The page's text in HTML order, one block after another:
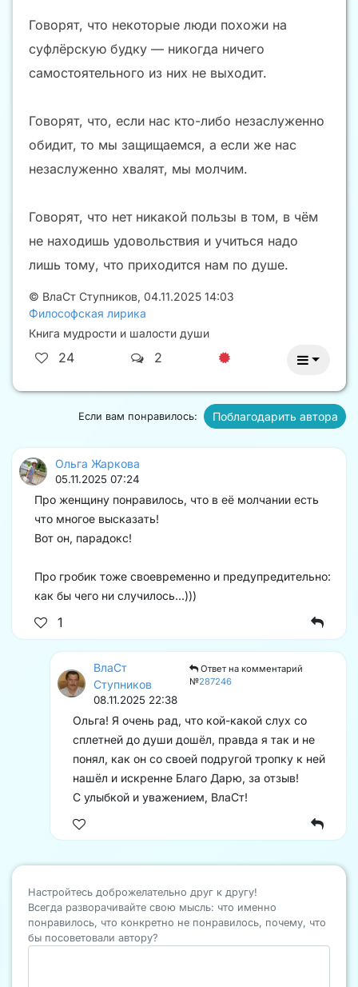
Говорят, что некоторые люди похожи на
суфлёрскую будку — никогда ничего
самостоятельного из них не выходит.
Говорят, что, если нас кто-либо незаслуженно
обидит, то мы защищаемся, а если же нас
незаслуженно хвалят, мы молчим.
Говорят, что нет никакой пользы в том, в чём
не находишь удовольствия и учиться надо
лишь тому, что приходится нам по душе.
© ВлаСт Ступников, 04.11.2025 14:03
Философская лирика
Книга мудрости и шалости души
24 2
Если вам понравилось: Поблагодарить автора
Ольга Жаркова
05.11.2025 07:24
Про женщину понравилось, что в её молчании есть
что многое высказать!
Вот он, парадокс!
Про гробик тоже своевременно и предупредительно:
как бы чего ни случилось...)))
1
ВлаСт
Ступников
Ответ на комментарий
№287246
08.11.2025 22:38
Ольга! Я очень рад, что кой-какой слух со
сплетней до души дошёл, правда я так и не
понял, как он со своей подругой тропку к ней
нашёл и искренне Благо Дарю, за отзыв!
С улыбкой и уважением, ВлаСт!
Настройтесь доброжелательно друг к другу!
Всегда разворачивайте свою мысль: что именно
понравилось, что конкретно не понравилось, почему, что
бы посоветовали автору?